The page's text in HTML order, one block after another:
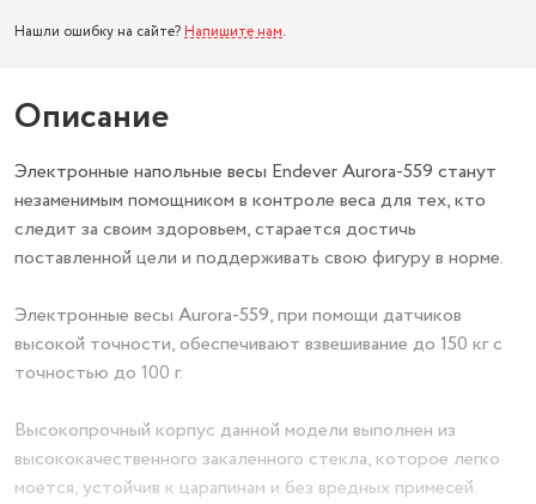
Нашли ошибку на сайте? Напишите нам.
Описание
Электронные напольные весы Endever Aurora-559 станут
незаменимым помощником в контроле веса для тех, кто
следит за своим здоровьем, старается достичь
поставленной цели и поддерживать свою фигуру в норме.
Электронные весы Aurora-559, при помощи датчиков
высокой точности, обеспечивают взвешивание до 150 кг с
точностью до 100 г.
Высокопрочный корпус данной модели выполнен из
высококачественного закаленного стекла, которое легко
моется, устойчив к царапинам и без вредных примесей.